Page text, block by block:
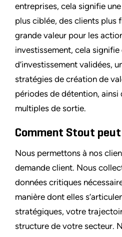
entreprises, cela signifie
plus ciblée, des clients plus
grande valeur pour les
investissement, cela signifie
d’investissement validées,
stratégies de création de
périodes de détention, ainsi
multiples de sortie.
Comment Stout
Nous permettons à nos
demande client. Nous
données critiques
manière dont elles
stratégiques, votre
structure de votre secteur.